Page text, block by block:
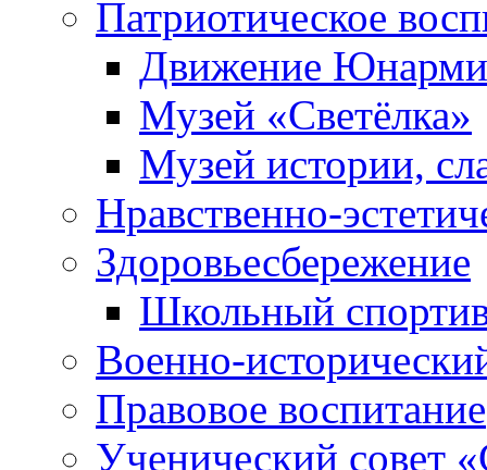
Патриотическое
Движение
Музей «Светёлка»
Музей истории,
Нравственно-
Здоровьесбережение
Школьный
Военно-
Правовое воспитание
Ученический совет